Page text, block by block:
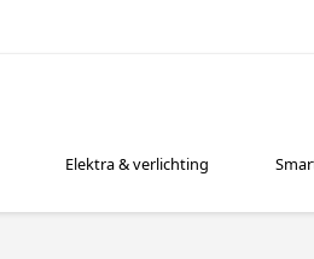
Elektra & verlichting